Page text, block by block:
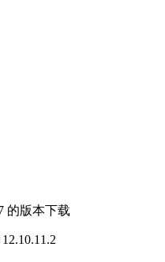
12.10.11.2